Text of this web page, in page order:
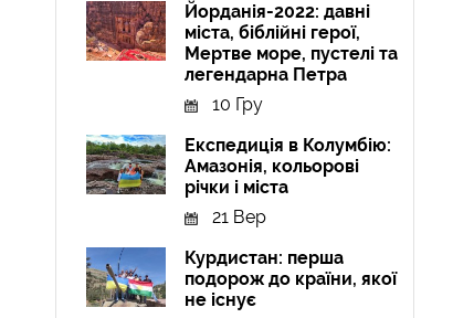
Йорданія-2022: давні
міста, біблійні герої,
Мертве море, пустелі та
легендарна Петра
10 Гру
Експедиція в Колумбію:
Амазонія, кольорові
річки і міста
21 Вер
Курдистан: перша
подорож до країни, якої
не існує